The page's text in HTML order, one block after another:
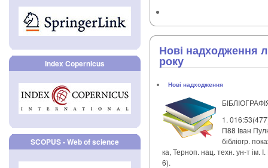
Index Copernicus
SCOPUS - Web of science
Нові надходження
року
Нові надходження
1.
П88 Іван
бібліогр.
ка, Терноп. нац. техн. ун-т ім.
6).